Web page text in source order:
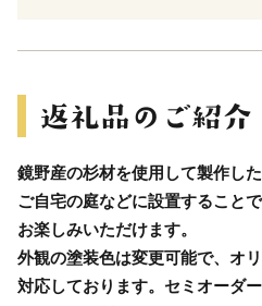
鏡野産の杉材を使用して製作し
ご自宅の庭などに設置すること
お楽しみいただけます。
外観の塗装色は変更可能で、オ
対応しております。セミオーダ